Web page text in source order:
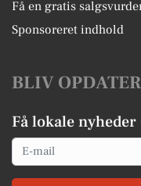
Få en gratis
Sponsoreret indhold
BLIV
Få lokale nyheder
Email